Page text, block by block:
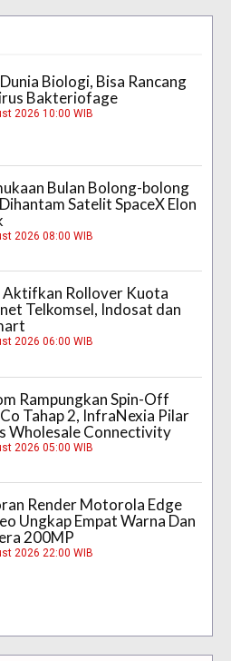
Biologi, Bisa Rancang
Bakteriofage
2026 10:00 WIB
Bulan Bolong-bolong
Satelit SpaceX Elon
2026 08:00 WIB
Aktifkan Rollover Kuota
Telkomsel, Indosat dan
2026 06:00 WIB
Rampungkan Spin-Off
Tahap 2, InfraNexia Pilar
Wholesale Connectivity
2026 05:00 WIB
Render Motorola Edge
Ungkap Empat Warna Dan
200MP
2026 22:00 WIB